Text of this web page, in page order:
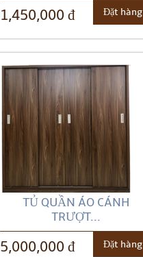
1,450,000 đ Đặt hàng
TỦ QUẦN ÁO CÁNH
TRƯỢT...
5,000,000 đ Đặt hàng